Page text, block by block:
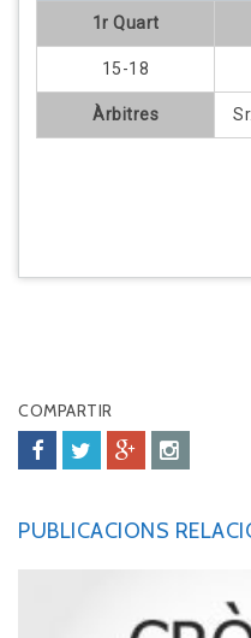
1r Quart
15-18
Àrbitres
COMPARTIR
PUBLICACIONS